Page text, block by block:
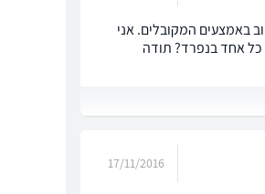
באמצעים המקובלים. אני
כל אחד בנפרד? תודה
17/11/2016